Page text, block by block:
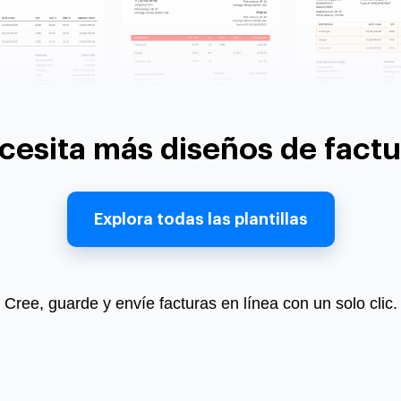
más diseños de
Explora todas las plantillas
Cree, guarde y envíe facturas en línea con un solo clic.